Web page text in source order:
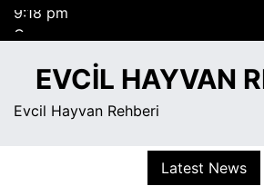
Cuma
9:18 pm
EVCIL HAYVAN
Evcil Hayvan Rehberi
Latest News